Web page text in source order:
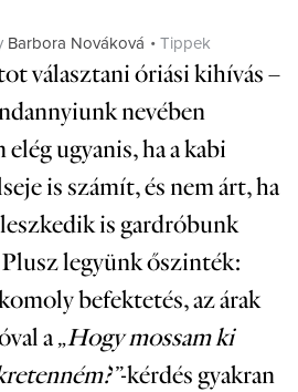
Barbora Nováková Categories
Tippek
választani óriási kihívás –
nevében
ugyanis, ha a kabi
is számít, és nem árt, ha
is gardróbunk
legyünk őszinték:
befektetés, az árak
a„Hogy mossam ki
-kérdés gyakran